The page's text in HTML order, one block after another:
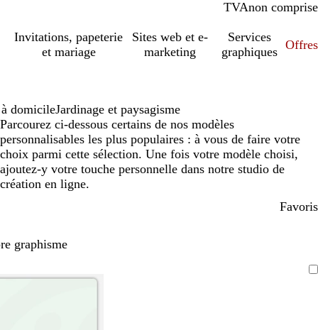
TVAcomprise
non comprise
Invitations, papeterie
et mariage
Sites web et e-
marketing
Services
graphiques
Offres
domicileJardinage et paysagisme
Parcourez ci-dessous certains de nos modèles
personnalisables les plus populaires : à vous de faire votre
choix parmi cette sélection. Une fois votre modèle choisi,
ajoutez-y votre touche personnelle dans notre studio de
création en ligne.
Favoris
graphisme